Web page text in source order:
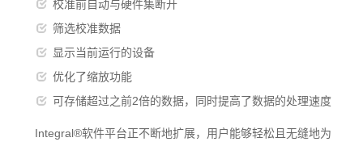
校准前自动与硬件集断开
筛选校准数据
显示当前运行的设备
优化了缩放功能
可存储超过之前2倍的数据，同时提高了数据的处理速度
Integral®软件平台正不断地扩展，用户能够轻松且无缝地为